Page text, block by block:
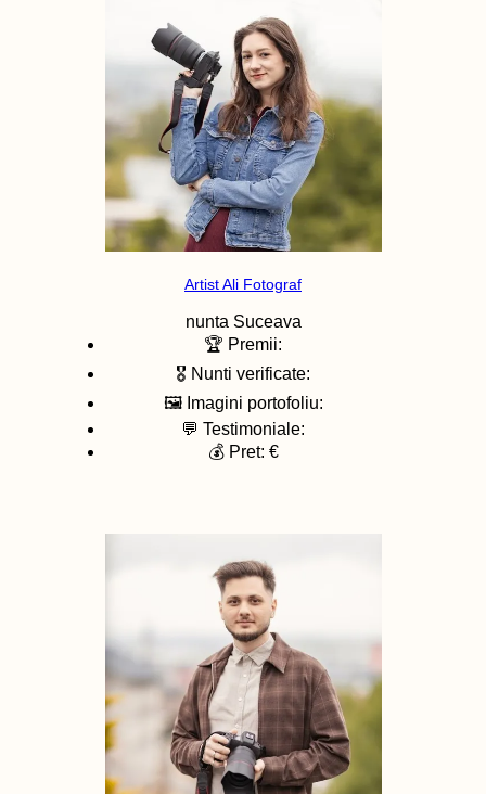
Artist Ali Fotograf
nunta Suceava
🏆 Premii:
🎖️ Nunti verificate:
🖼️ Imagini portofoliu:
💬 Testimoniale:
💰 Pret: €